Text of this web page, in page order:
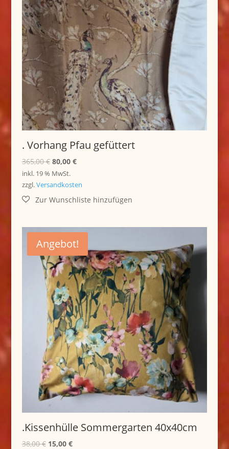
. Vorhang Pfau gefüttert
365,00€ Ursprünglicher
Preis
war:
365,00 €
80,00 €Aktueller
ist:
80,00 €.
inkl. 19 % MwSt.
zzgl.Versandkosten
Angebot!
.Kissenhülle Sommergarten 40x40cm
38,00€ Ursprünglicher
15,00 €Aktueller